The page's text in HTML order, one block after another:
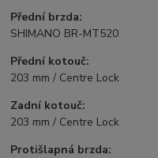
Přední brzda:
SHIMANO BR-MT520
Přední kotouč:
203 mm / Centre Lock
Zadní kotouč:
203 mm / Centre Lock
Protišlapná brzda: